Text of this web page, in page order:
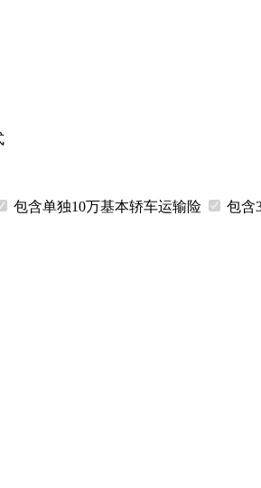
包含单独10万基本轿车运输险 包含